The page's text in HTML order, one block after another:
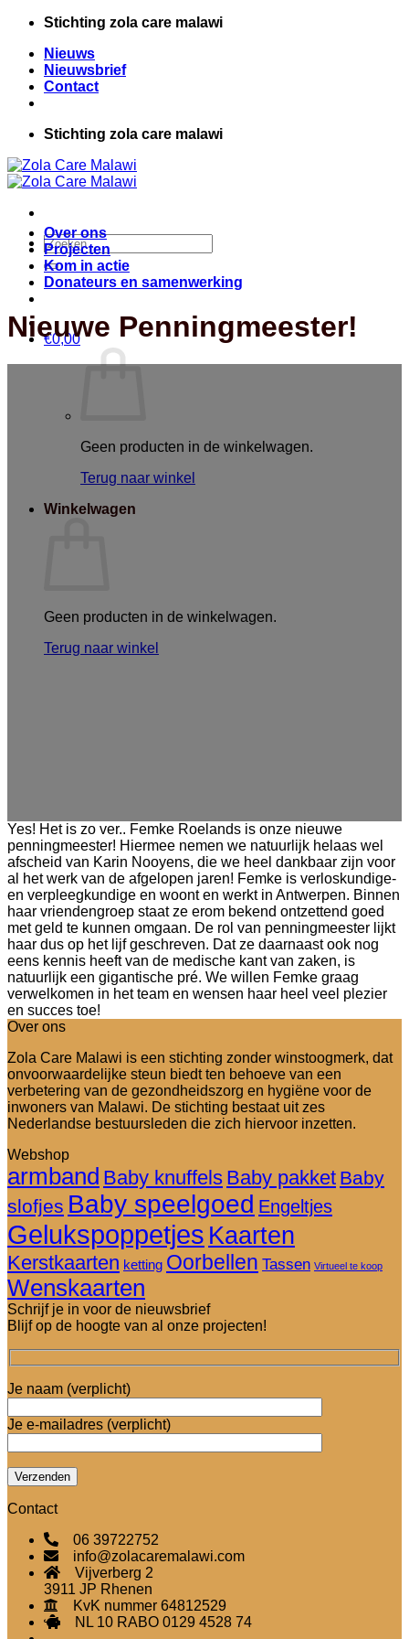
inhoud
Stichting zola care malawi
Nieuws
Nieuwsbrief
Contact
Stichting zola care malawi
Zoeken
naar:
€0,00
Geen producten in de winkelwagen.
Terug naar winkel
Winkelwagen
Geen producten in de winkelwagen.
Terug naar winkel
Over ons
Projecten
Kom in actie
Donateurs en samenwerking
Nieuwe Penningmeester!
Yes! Het is zo ver.. Femke Roelands is onze nieuwe
penningmeester! Hiermee nemen we natuurlijk helaas wel
afscheid van Karin Nooyens, die we heel dankbaar zijn voor
al het werk van de afgelopen jaren! Femke is verloskundige-
en verpleegkundige en woont en werkt in Antwerpen. Binnen
haar vriendengroep staat ze erom bekend ontzettend goed
met geld te kunnen omgaan. De rol van penningmeester lijkt
haar dus op het lijf geschreven. Dat ze daarnaast ook nog
eens kennis heeft van de medische kant van zaken, is
natuurlijk een gigantische pré. We willen Femke graag
verwelkomen in het team en wensen haar heel veel plezier
en succes toe!
Over ons
Zola Care Malawi is een stichting zonder winstoogmerk, dat
onvoorwaardelijke steun biedt ten behoeve van een
verbetering van de gezondheidszorg en hygiëne voor de
inwoners van Malawi. De stichting bestaat uit zes
Nederlandse bestuursleden die zich hiervoor inzetten.
Webshop
armband Baby knuffels Baby pakket Baby
slofjes Baby speelgoed Engeltjes
Gelukspoppetjes Kaarten
Kerstkaarten ketting Oorbellen Tassen Virtueel te koop
Wenskaarten
Schrijf je in voor de nieuwsbrief
Blijf op de hoogte van al onze projecten!
Je naam (verplicht)
Je e-mailadres (verplicht)
Contact
06 39722752
info@zolacaremalawi.com
Vijverberg 2
3911 JP Rhenen
KvK nummer 64812529
NL 10 RABO 0129 4528 74